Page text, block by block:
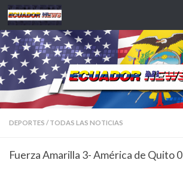
Saltar al contenido
DEPORTES / TODAS LAS NOTICIAS
Fuerza Amarilla 3- América de Quito 0